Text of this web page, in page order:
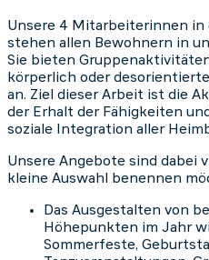
Unsere 4 Mitarbeiterinnen in
stehen allen Bewohnern in
Sie bieten
körperlich oder
an. Ziel dieser Arbeit ist die
der Erhalt der Fähigkeiten
soziale Integration aller
Unsere Angebote sind dabei
kleine Auswahl benennen
Das Ausgestalten von
Höhepunkten im Jahr
Sommerfeste,